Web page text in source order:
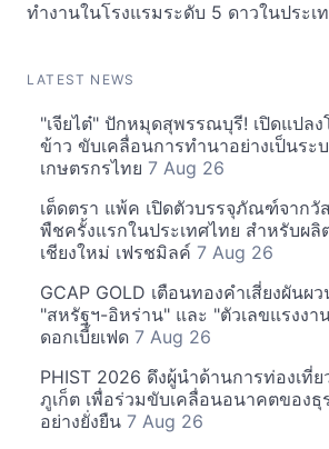
ทำงานในโรงแรมระดับ 5 ดาวในประเ
LATEST NEWS
"เจียไต๋" ปักหมุดสุพรรณบุรี! เปิดแปล
ข้าว ขับเคลื่อนการทำนาอย่างเป็นระ
เกษตรกรไทย 7 Aug 26
เต็ดตรา แพ้ค เปิดตัวบรรจุภัณฑ์จากวั
พืชครั้งแรกในประเทศไทย สำหรับผ
เชียงใหม่ เฟรชมิลค์ 7 Aug 26
GCAP GOLD เตือนทองคำเสี่ยงผันผ
"สหรัฐฯ-อิหร่าน" และ "ตัวเลขแรงง
ดอกเบี้ยเฟด 7 Aug 26
PHIST 2026 ดึงผู้นำด้านการท่องเที่
ภูเก็ต เพื่อร่วมขับเคลื่อนอนาคตของธุ
อย่างยั่งยืน 7 Aug 26